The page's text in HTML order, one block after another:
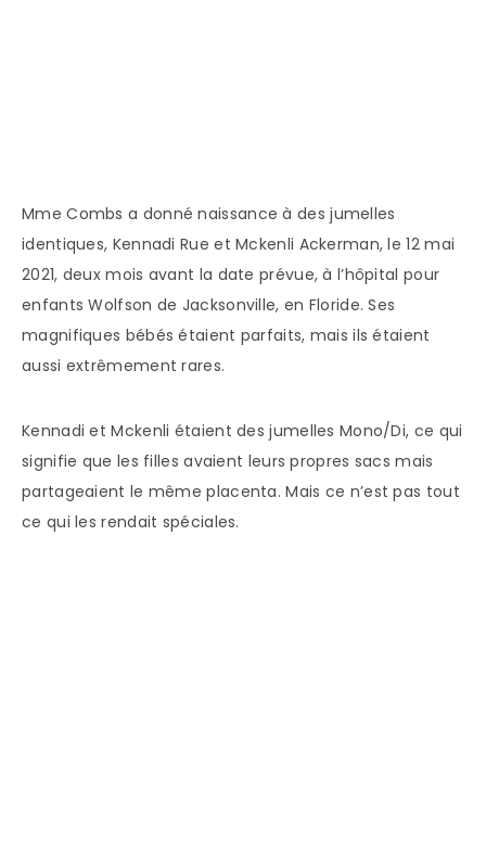
Mme Combs a donné naissance à des jumelles
identiques, Kennadi Rue et Mckenli Ackerman, le 12 mai
2021, deux mois avant la date prévue, à l’hôpital pour
enfants Wolfson de Jacksonville, en Floride. Ses
magnifiques bébés étaient parfaits, mais ils étaient
aussi extrêmement rares.
Kennadi et Mckenli étaient des jumelles Mono/Di, ce qui
signifie que les filles avaient leurs propres sacs mais
partageaient le même placenta. Mais ce n’est pas tout
ce qui les rendait spéciales.